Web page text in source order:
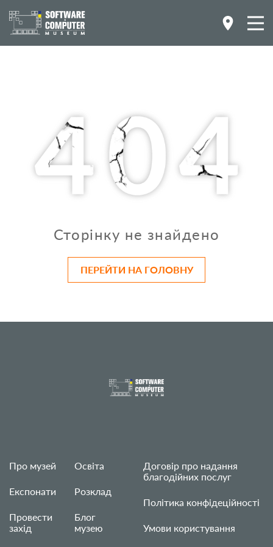
Сторінку не знайдено
ПЕРЕЙТИ НА ГОЛОВНУ
Про музей
Експонати
Провести
захід
Освіта
Розклад
Блог
музею
Договір про надання
благодійних послуг
Політика конфідеційності
Умови користування